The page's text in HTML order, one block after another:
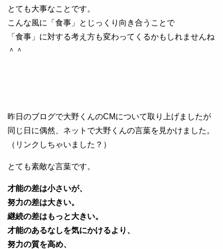
とても大事なことです。
こんな風に「食事」とじっくり向き合うことで
「食事」に対する考え方も変わってくるかもしれませんね
＾＾
昨日のブログで大野くんのCMについて取り上げましたが
同じ日に偶然、ネットで大野くんの言葉を見かけました。
（リンクしちゃいました？）
とても素敵な言葉です。
才能の差は小さいが、
努力の差は大きい。
継続の差はもっと大きい。
才能のあるなしを気にかけるより、
努力の質を高め、